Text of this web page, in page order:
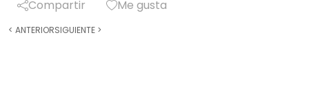
Compartir Me gusta
< ANTERIORSIGUIENTE >